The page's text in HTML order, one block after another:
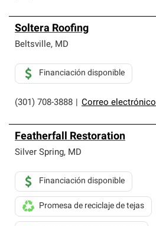
Soltera Roofing
Beltsville, MD
(301) 708-3888 Correo electrónico
Financiación disponible
Featherfall Restoration
Silver Spring, MD
Financiación disponible
Promesa de reciclaje de tejas